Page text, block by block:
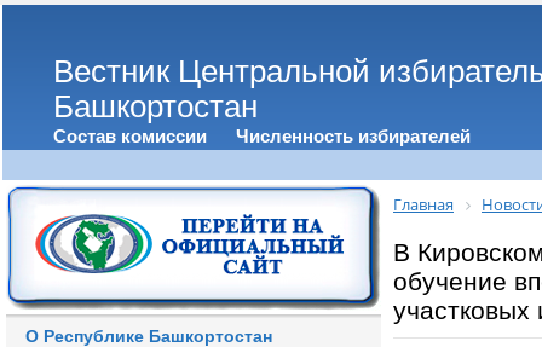
Вестник Центральной
Башкортостан
Состав комиссии Численность избирателей
О Республике Башкортостан
Главная
В
обучение
участковых